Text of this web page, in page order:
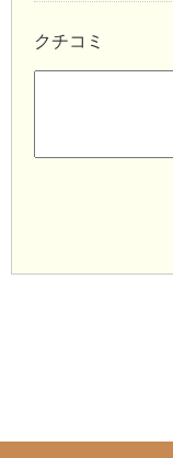
クチコミ